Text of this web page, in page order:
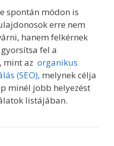
spontán módon is
erre nem
hanem felkérnek
fel a
mint az organikus
(SEO), melynek célja
minél jobb helyezést
listájában.